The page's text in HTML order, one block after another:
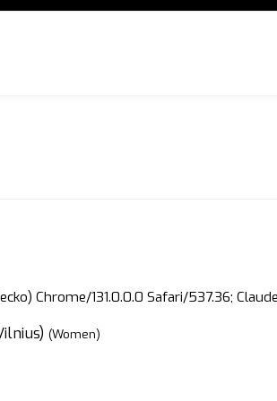
Chrome/131.0.0.0 Safari/537.36;
(Women)